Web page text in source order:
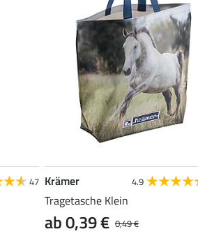
47 Krämer 4.9
Tragetasche Klein
0,49 €
ab 0,39 €